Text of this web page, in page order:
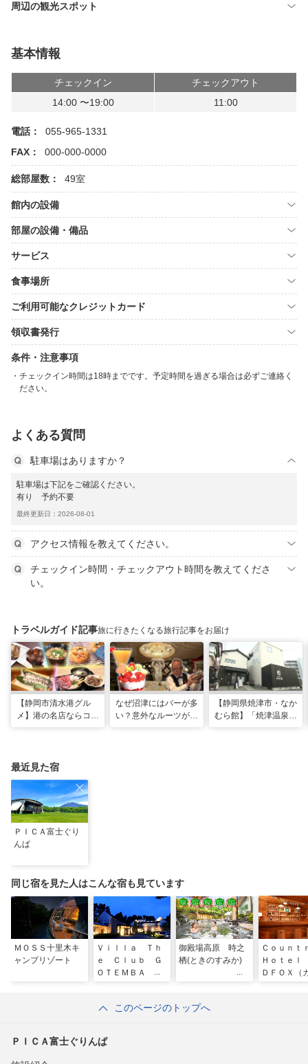
周辺の観光スポット
基本情報
チェックイン
チェックアウト
14:00 〜19:00
11:00
電話：
055-965-1331
FAX：
000-000-0000
総部屋数： 49室
館内の設備
部屋の設備・備品
サービス
食事場所
ご利用可能なクレジットカード
領収書発行
条件・注意事項
チェックイン時間は18時までです。予定時間を過ぎる場合は必ずご連絡く
ださい。
よくある質問
駐車場はありますか？
駐車場は下記をご確認ください。
有り 予約不要
最終更新日：2026-08-01
アクセス情報を教えてください。
チェックイン時間・チェックアウト時間を教えてくださ
い。
トラベルガイド記事旅に行きたくなる旅行記事をお届け
【静岡市清水港グル
メ】港の名店ならコ
なぜ沼津にはバーが多
い？意外なルーツがわ
【静岡県焼津市・なか
むら館】「焼津温泉」
最近見た宿
ＰＩＣＡ富士ぐり
んぱ
同じ宿を見た人はこんな宿も見ています
ＭＯＳＳ十里木キ
ャンプリゾート
Ｖｉｌｌａ Ｔｈ
ｅ Ｃｌｕｂ Ｇ
ＯＴＥＭＢＡ Ｗ
御殿場高原 時之
栖(ときのすみか)
Ｃｏｕｎ
Ｈｏｔｅ
ＤＦＯＸ（
このページのトップへ
ＰＩＣＡ富士ぐりんぱ